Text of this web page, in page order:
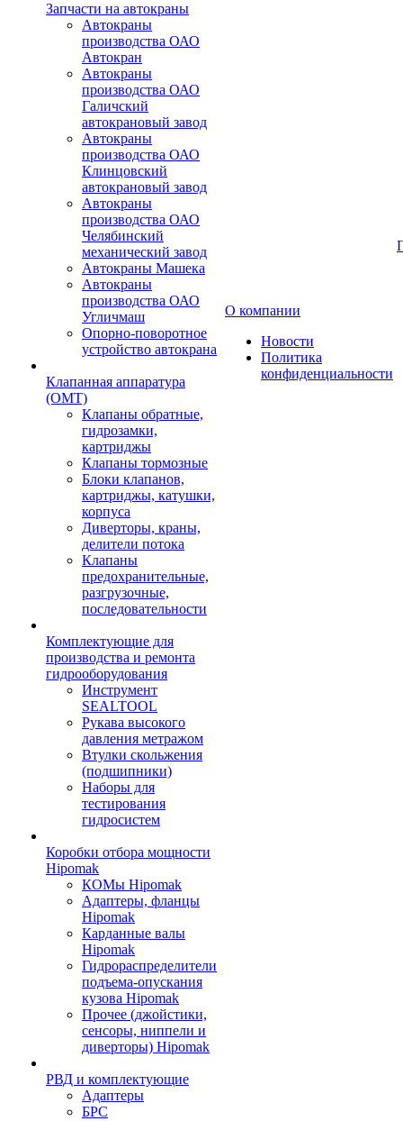
Запчасти на автокраны
Автокраны
производства ОАО
Автокран
Автокраны
производства ОАО
Галичский
автокрановый завод
Автокраны
производства ОАО
Клинцовский
автокрановый завод
Автокраны
производства ОАО
Челябинский
механический завод
Автокраны Машека
Автокраны
производства ОАО
Угличмаш
Опорно-поворотное
устройство автокрана
Клапанная аппаратура
(OMT)
Клапаны обратные,
гидрозамки,
картриджы
Клапаны тормозные
Блоки клапанов,
картриджы, катушки,
корпуса
Диверторы, краны,
делители потока
Клапаны
предохранительные,
разгрузочные,
последовательности
Комплектующие для
производства и ремонта
гидрооборудования
Инструмент
SEALTOOL
Рукава высокого
давления метражом
Втулки скольжения
(подшипники)
Наборы для
тестирования
гидросистем
Коробки отбора мощности
Hipomak
КОМы Hipomak
Адаптеры, фланцы
Hipomak
Карданные валы
Hipomak
Гидрораспределители
подъема-опускания
кузова Hipomak
Прочее (джойстики,
сенсоры, ниппели и
диверторы) Hipomak
РВД и комплектующие
Адаптеры
БРС
О компании
Новости
Политика
конфиденциальности